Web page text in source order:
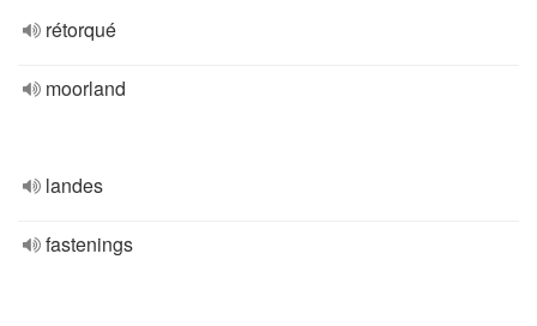
rétorqué
moorland
landes
fastenings